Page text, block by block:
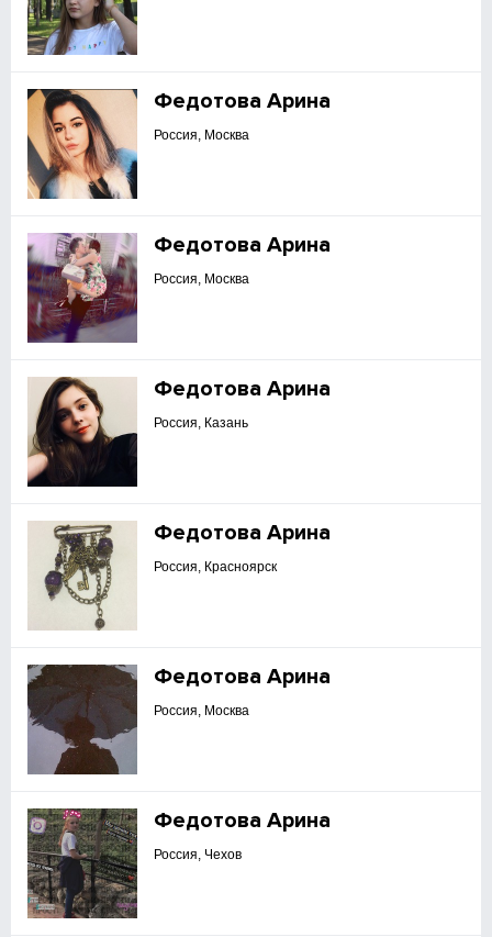
Федотова Арина
Россия, Москва
Федотова Арина
Россия, Москва
Федотова Арина
Россия, Казань
Федотова Арина
Россия, Красноярск
Федотова Арина
Россия, Москва
Федотова Арина
Россия, Чехов